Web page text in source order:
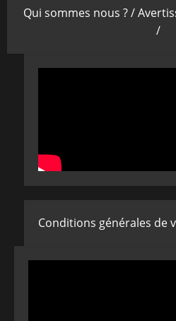
Qui sommes nous ? /
/
Conditions générales de